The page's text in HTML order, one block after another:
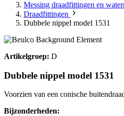
Messing draadfittingen en
Draadfittingen
Dubbele nippel model 1531
Artikelgroep: D
Dubbele nippel model 1531
Voorzien van een conische
Bijzonderheden: